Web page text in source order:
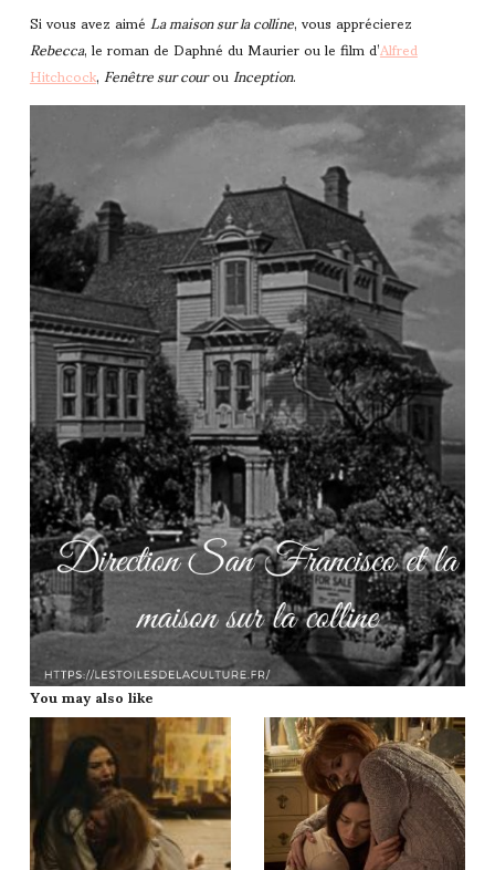
Si vous avez aiméLa maison sur la colline, vous apprécierez
Rebecca, le roman de Daphné du Maurier ou le film d’Alfred
Hitchcock,Fenêtre sur courouInception.
You may also like